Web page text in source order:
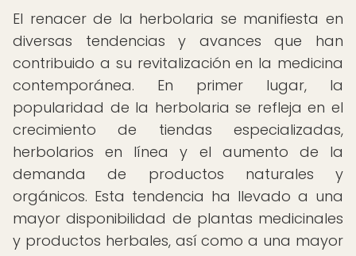
El renacer de la herbolaria se manifiesta en
diversas tendencias y avances que han
contribuido a su revitalización en la medicina
contemporánea. En primer lugar, la
popularidad de la herbolaria se refleja en el
crecimiento de tiendas especializadas,
herbolarios en línea y el aumento de la
demanda de productos naturales y
orgánicos. Esta tendencia ha llevado a una
mayor disponibilidad de plantas medicinales
y productos herbales, así como a una mayor